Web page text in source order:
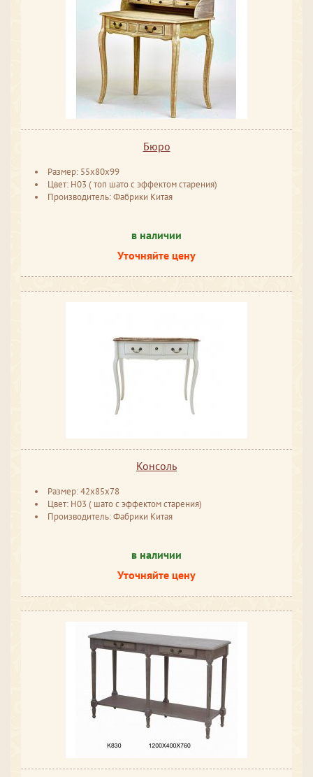
Бюро
Размер: 55x80x99
Цвет: H03 ( топ шато с эффектом старения)
Производитель: Фабрики Китая
в наличии
Уточняйте цену
Консоль
Размер: 42x85x78
Цвет: H03 ( шато с эффектом старения)
Производитель: Фабрики Китая
в наличии
Уточняйте цену